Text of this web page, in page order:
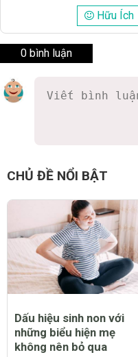
Hữu Ích
0 bình luận
CHỦ ĐỀ NỔI BẬT
Dấu hiệu sinh non với
những biểu hiện mẹ
không nên bỏ qua